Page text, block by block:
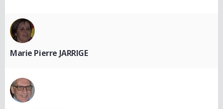
Marie Pierre JARRIGE